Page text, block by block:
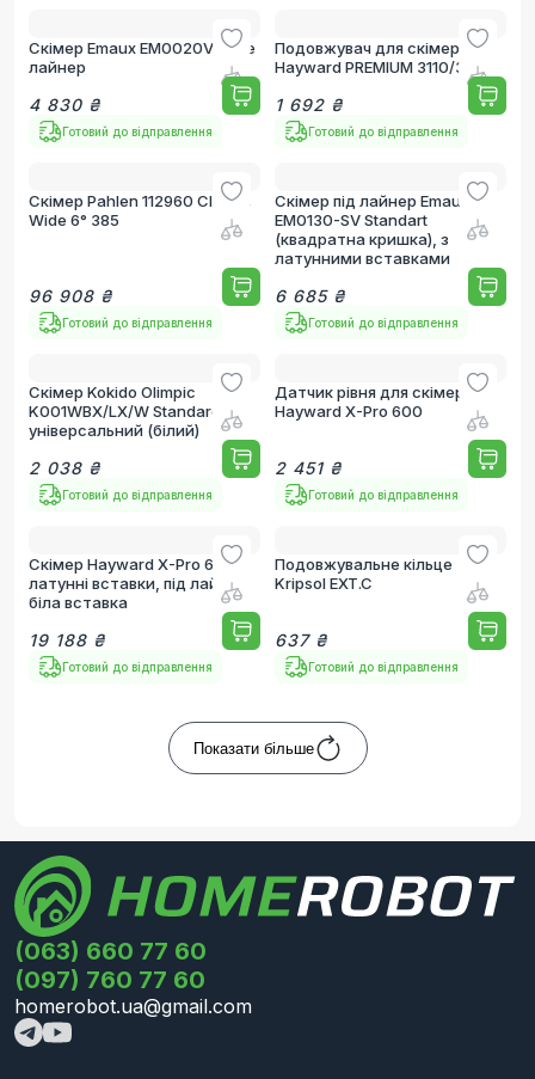
Скімер Emaux EM0020V Wide
лайнер
4 830 ₴
Готовий до відправлення
Подовжувач для скімера
Hayward PREMIUM 3110/3118
1 692 ₴
Готовий до відправлення
Скімер Pahlen 112960 Classic
Wide 6° 385
96 908 ₴
Готовий до відправлення
Скімер під лайнер Emaux
EM0130-SV Standart
(квадратна кришка), з
латунними вставками
6 685 ₴
Готовий до відправлення
Скімер Kokido Olimpic
K001WBX/LX/W Standard
універсальний (білий)
2 038 ₴
Готовий до відправлення
Датчик рівня для скімера
Hayward X-Pro 600
2 451 ₴
Готовий до відправлення
Скімер Hayward X-Pro 600
латунні вставки, під лайнер,
біла вставка
19 188 ₴
Готовий до відправлення
Подовжувальне кільце
Kripsol EXT.C
637 ₴
Готовий до відправлення
Показати більше
(063) 660 77 60
(097) 760 77 60
homerobot.ua@gmail.com